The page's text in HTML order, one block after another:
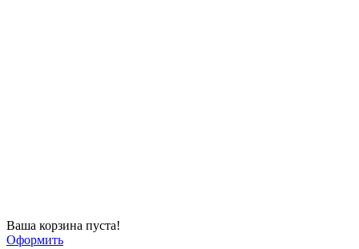
Ваша корзина пуста!
Оформить